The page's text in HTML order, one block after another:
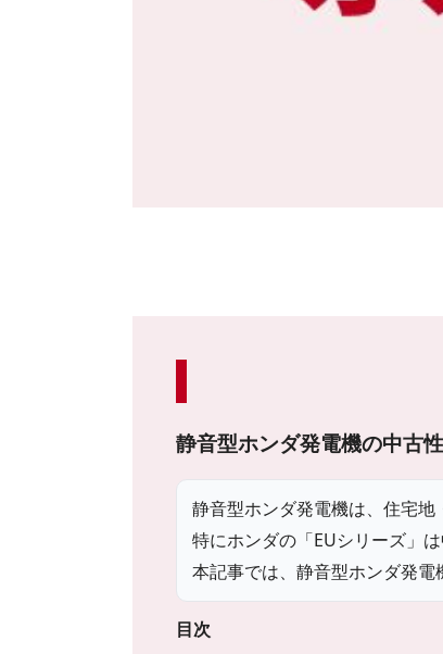
静音型ホンダ発電機の中古
静音型ホンダ発電機は、住宅地
特にホンダの「EUシリーズ」
本記事では、静音型ホンダ発電
目次